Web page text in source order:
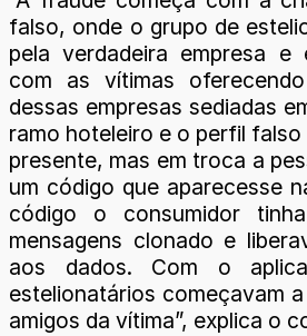
falso, onde o grupo de
pela verdadeira empresa
com as vítimas
dessas empresas sediadas
ramo hoteleiro e o perfil
presente, mas em troca a
um código que aparecesse
código o consumidor
mensagens clonado e
aos dados. Com o
estelionatários começavam
amigos da vítima”, explica o